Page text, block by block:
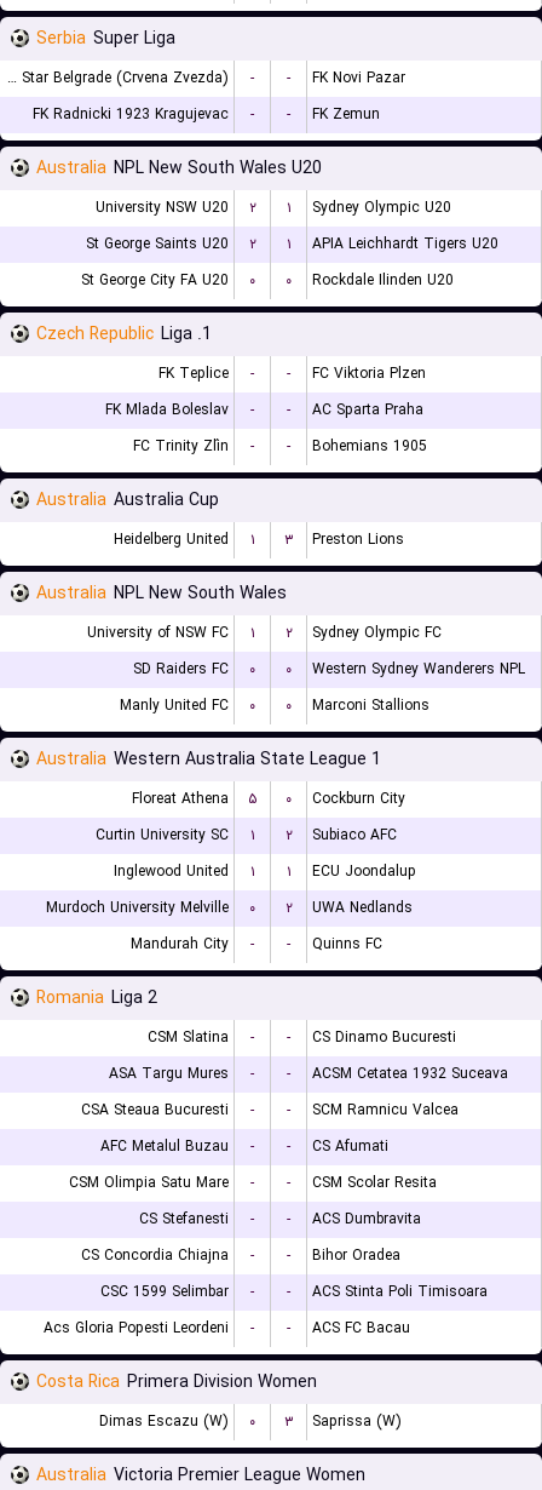
Serbia Super Liga
FK Red Star Belgrade (Crvena Zvezda) - -
FK Novi Pazar
FK Radnicki 1923 Kragujevac
- - FK Zemun
Australia NPL New South Wales U20
University NSW U20 ۲ ۱
Sydney Olympic U20
St George Saints U20
۲ ۱
APIA Leichhardt Tigers U20
St George City FA U20
۰ ۰ Rockdale Ilinden U20
Czech Republic 1. Liga
FK Teplice - -
FC Viktoria Plzen
FK Mlada Boleslav
- -
AC Sparta Praha
FC Trinity Zlín
- - Bohemians 1905
Australia Australia Cup
Heidelberg United ۱ ۳ Preston Lions
Australia NPL New South Wales
University of NSW FC ۱ ۲
Sydney Olympic FC
SD Raiders FC
۰ ۰
Western Sydney Wanderers NPL
Manly United FC
۰ ۰ Marconi Stallions
Australia Western Australia State League 1
Floreat Athena ۵ ۰
Cockburn City
Curtin University SC
۱ ۲
Subiaco AFC
Inglewood United
۱ ۱
ECU Joondalup
Murdoch University Melville
۰ ۲
UWA Nedlands
Mandurah City
- - Quinns FC
Romania Liga 2
CSM Slatina - -
CS Dinamo Bucuresti
ASA Targu Mures
- -
ACSM Cetatea 1932 Suceava
CSA Steaua Bucuresti
- -
SCM Ramnicu Valcea
AFC Metalul Buzau
- -
CS Afumati
CSM Olimpia Satu Mare
- -
CSM Scolar Resita
CS Stefanesti
- -
ACS Dumbravita
CS Concordia Chiajna
- -
Bihor Oradea
CSC 1599 Selimbar
- -
ACS Stinta Poli Timisoara
Acs Gloria Popesti Leordeni
- - ACS FC Bacau
Costa Rica Primera Division Women
Dimas Escazu (W) ۰ ۳ Saprissa (W)
Australia Victoria Premier League Women